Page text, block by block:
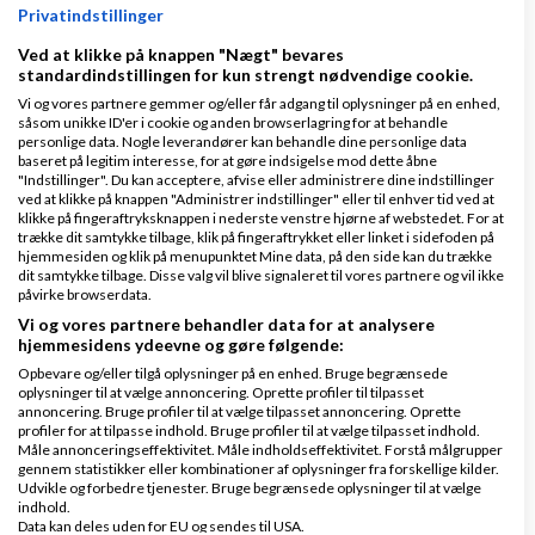
Klar lønnen med Danløn
Lav løn på et øjeblik–nemt, sikkert
og billigt. Opret gratis konto.
www.danlon.dk/
Køb en virksomhed
Køb en virksomhed med
kunder og omsætning hos Saxis
www.saxis.dk
Dinero Regnskabsprogram
Opret nemt og hurtigt fakturaer
Lav gratis bruger på Dinero i dag
www.dinero.dk
Privatindstillinger
Ved at klikke på knappen "Nægt" bevares
standardindstillingen for kun strengt nødvendige cookie.
Vi og vores partnere gemmer og/eller får adgang til oplysninger på en enhed,
såsom unikke ID'er i cookie og anden browserlagring for at behandle
personlige data. Nogle leverandører kan behandle dine personlige data
baseret på legitim interesse, for at gøre indsigelse mod dette åbne
"Indstillinger". Du kan acceptere, afvise eller administrere dine indstillinger
ved at klikke på knappen "Administrer indstillinger" eller til enhver tid ved at
klikke på fingeraftryksknappen i nederste venstre hjørne af webstedet. For at
trække dit samtykke tilbage, klik på fingeraftrykket eller linket i sidefoden på
hjemmesiden og klik på menupunktet Mine data, på den side kan du trække
dit samtykke tilbage. Disse valg vil blive signaleret til vores partnere og vil ikke
påvirke browserdata.
Vi og vores partnere behandler data for at analysere
hjemmesidens ydeevne og gøre følgende:
Opbevare og/eller tilgå oplysninger på en enhed. Bruge begrænsede
oplysninger til at vælge annoncering. Oprette profiler til tilpasset
annoncering. Bruge profiler til at vælge tilpasset annoncering. Oprette
profiler for at tilpasse indhold. Bruge profiler til at vælge tilpasset indhold.
Måle annonceringseffektivitet. Måle indholdseffektivitet. Forstå målgrupper
gennem statistikker eller kombinationer af oplysninger fra forskellige kilder.
Udvikle og forbedre tjenester. Bruge begrænsede oplysninger til at vælge
indhold.
Data kan deles uden for EU og sendes til USA.